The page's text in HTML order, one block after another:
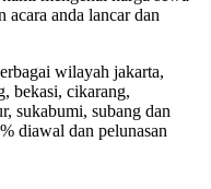
acara anda lancar dan
wilayah jakarta,
bekasi, cikarang,
sukabumi, subang dan
diawal dan pelunasan